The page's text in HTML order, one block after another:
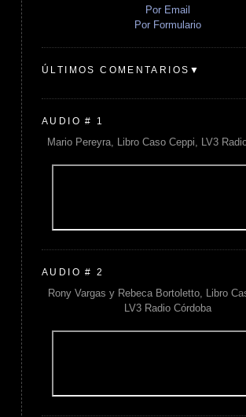
Por Email
Por Formulario
ÚLTIMOS COMENTARIOS▼
AUDIO # 1
Mario Pereyra, Libro Caso Ceppi, LV3
AUDIO # 2
Rony Vargas y Rebeca Bortoletto, Libro
LV3 Radio Córdoba